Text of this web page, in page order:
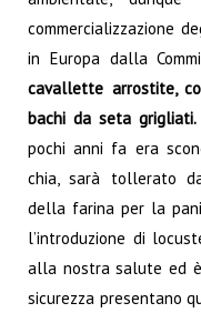
commercializzazione
in Europa dalla
cavallette arrostite,
bachi da seta grigliati.
pochi anni fa era
chia, sarà tollerato
della farina per la
l’introduzione di
alla nostra salute ed
sicurezza presentano